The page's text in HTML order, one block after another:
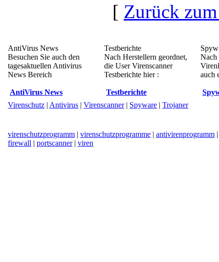
[ Zurück
AntiVirus News
Besuchen Sie auch den
tagesaktuellen Antivirus
News Bereich
AntiVirus News
Testberichte
Nach Herstellern geordnet,
die User Virenscanner
Testberichte hier :
Testberichte
Nach
auch
Virenschutz | Antivirus | Virenscanner| Spyware | Trojaner
virenschutzprogramm | virenschutzprogramme | antivirenprogramm
firewall | portscanner| viren